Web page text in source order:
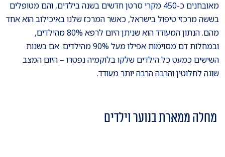
מאובחנים כ-450 מקרי סרטן חדשים בשנה בילדים, והם מטופלים
בששה מרכזי טיפול בישראל, כאשר המרכז שלנו באיכילוב הוא אחד
מהם. הנתון המעודד הוא שניתן היום לרפא 80% מהילדים,
ובמחלות דם מסוימות אפילו מעל 90% מהילדים. אם בשנות
השישים כמעט כל הילדים שלקו בלוקמיה נפטרו – היום המצב
שונה לחלוטין והרבה הרבה יותר מעודד.
מחלה ממארת בנוער וילדים